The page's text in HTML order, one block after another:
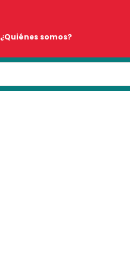
¿Quiénes somos?